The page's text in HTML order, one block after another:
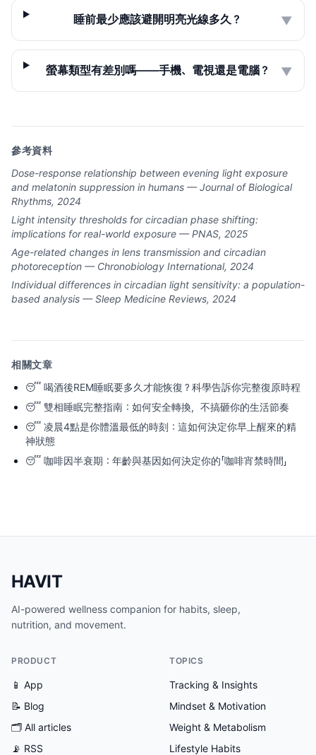
睡前最少應該避開明亮光線多久？ ▼
螢幕類型有差別嗎——手機、電視還是電腦？ ▼
參考資料
Dose-response relationship between evening light exposure
and melatonin suppression in humans — Journal of Biological
Rhythms, 2024
Light intensity thresholds for circadian phase shifting:
implications for real-world exposure — PNAS, 2025
Age-related changes in lens transmission and circadian
photoreception — Chronobiology International, 2024
Individual differences in circadian light sensitivity: a population-
based analysis — Sleep Medicine Reviews, 2024
相關文章
😴 喝酒後REM睡眠要多久才能恢復？科學告訴你完整復原時程
😴 雙相睡眠完整指南：如何安全轉換，不搞砸你的生活節奏
😴 凌晨4點是你體溫最低的時刻：這如何決定你早上醒來的精
神狀態
😴 咖啡因半衰期：年齡與基因如何決定你的「咖啡宵禁時間」
HAVIT
AI-powered wellness companion for habits, sleep,
nutrition, and movement.
PRODUCT
📱 App
📝 Blog
🗂 All articles
📡 RSS
TOPICS
Tracking & Insights
Mindset & Motivation
Weight & Metabolism
Lifestyle Habits